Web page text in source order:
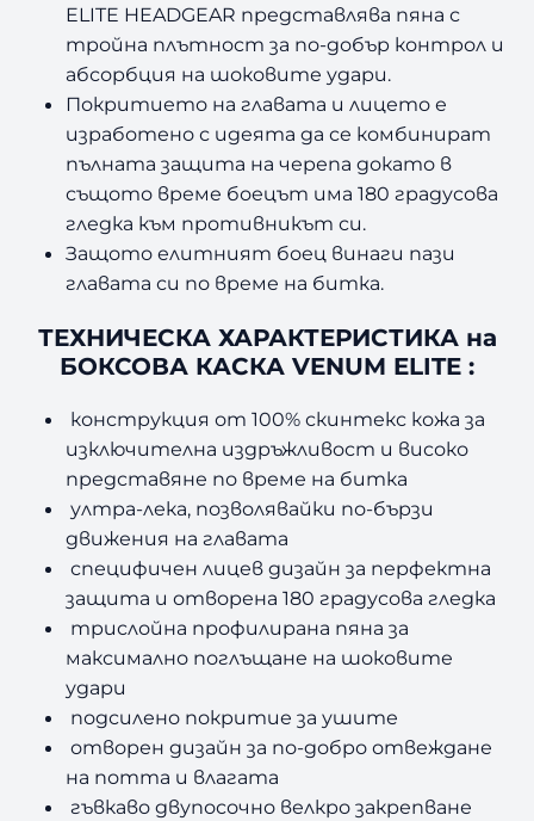
ELITE HEADGEAR представлява пяна с
тройна плътност за по-добър контрол и
абсорбция на шоковите удари.
Покритието на главата и лицето е
изработено с идеята да се комбинират
пълната защита на черепа докато в
същото време боецът има 180 градусова
гледка към противникът си.
Защото елитният боец винаги пази
главата си по време на битка.
ТЕХНИЧЕСКА ХАРАКТЕРИСТИКА на
БОКСОВА КАСКА VENUM ELITE :
конструкция от 100% скинтекс кожа за
изключителна издръжливост и високо
представяне по време на битка
ултра-лека, позволявайки по-бързи
движения на главата
специфичен лицев дизайн за перфектна
защита и отворена 180 градусова гледка
трислойна профилирана пяна за
максимално поглъщане на шоковите
удари
подсилено покритие за ушите
отворен дизайн за по-добро отвеждане
на потта и влагата
гъвкаво двупосочно велкро закрепване